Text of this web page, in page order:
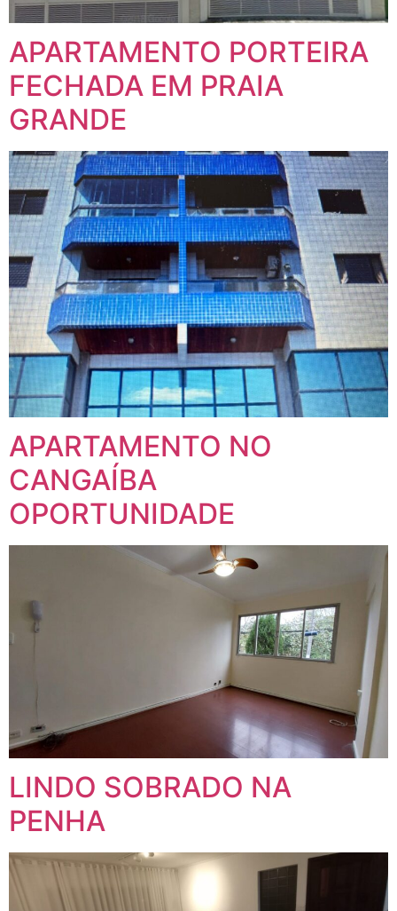
APARTAMENTO PORTEIRA
FECHADA EM PRAIA
GRANDE
APARTAMENTO NO
CANGAÍBA
OPORTUNIDADE
LINDO SOBRADO NA
PENHA